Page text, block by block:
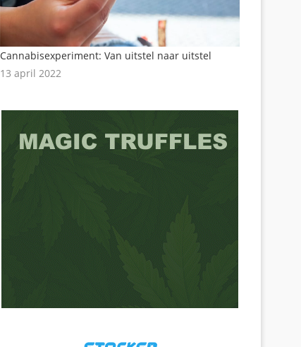
Cannabisexperiment: Van uitstel naar uitstel
13 april 2022